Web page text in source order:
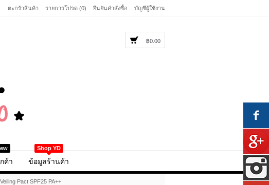
ตะกร้าสินค้า รายการโปรด (0) ยืนยันคำสั่งซื้อ บัญชีผู้ใช้งาน
฿0.00
ค้า
Shop YD
ข้อมูลร้านค้า
Pact SPF25 PA++